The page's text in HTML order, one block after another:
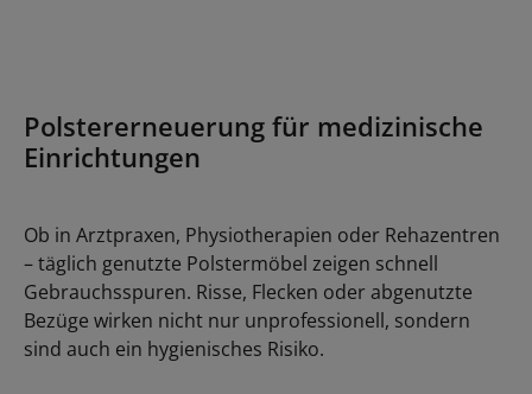
Polstererneuerung für medizinische
Einrichtungen
Ob in Arztpraxen, Physiotherapien oder Rehazentren
– täglich genutzte Polstermöbel zeigen schnell
Gebrauchsspuren. Risse, Flecken oder abgenutzte
Bezüge wirken nicht nur unprofessionell, sondern
sind auch ein hygienisches Risiko.